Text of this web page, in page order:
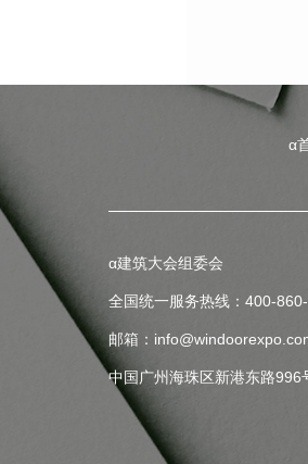
α
α建筑大会组委会
全国统一服务热线：400-
邮箱：
中国广州海珠区新港东路996